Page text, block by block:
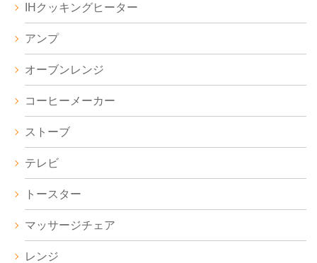
IHクッキングヒーター
アンプ
オーブンレンジ
コーヒーメーカー
ストーブ
テレビ
トースター
マッサージチェア
レンジ